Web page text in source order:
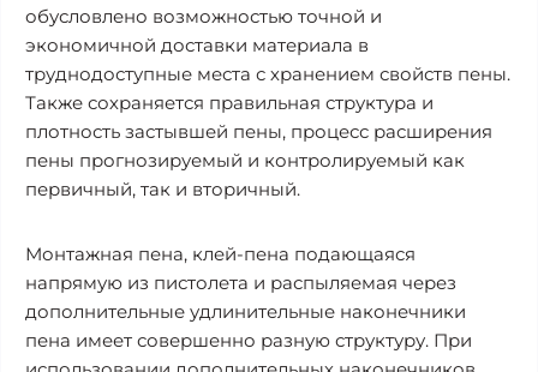
обусловлено возможностью точной и
экономичной доставки материала в
труднодоступные места с хранением свойств пены.
Также сохраняется правильная структура и
плотность застывшей пены, процесс расширения
пены прогнозируемый и контролируемый как
первичный, так и вторичный.
Монтажная пена, клей-пена подающаяся
напрямую из пистолета и распыляемая через
дополнительные удлинительные наконечники
пена имеет совершенно разную структуру. При